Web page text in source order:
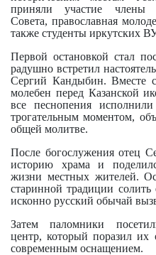
приняли участие члены
Совета, православная
также студенты иркутских
Первой остановкой стал
радушно встретил
Сергий Кандыбин. Вместе
молебен перед Казанской
все песнопения
трогательным моментом,
общей молитве.
После богослужения отец
историю храма и
жизни местных жителей.
старинной традиции
исконно русский обычай
Затем паломники
центр, который поразил их
современным оснащением.